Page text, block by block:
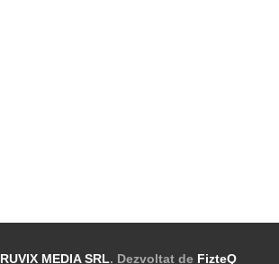
RUVIX MEDIA SRL. Dezvoltat de FizteQ